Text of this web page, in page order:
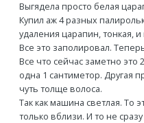
Выгядела просто белая
Купил аж 4 разных
удаления царапин, тонкая,
Все это заполировал.
Все что сейчас заметно это
одна 1 сантиметор. Другая
чуть толще волоса.
Так как машина светлая. То
только вблизи. И то не